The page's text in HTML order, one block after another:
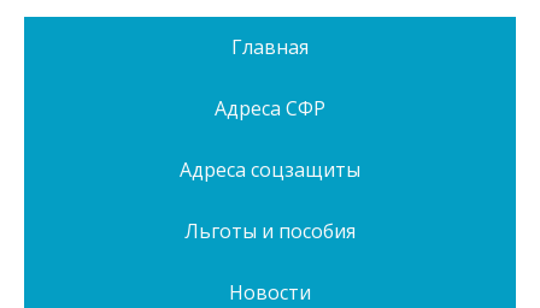
Главная
Адреса СФР
Адреса соцзащиты
Льготы и пособия
Новости